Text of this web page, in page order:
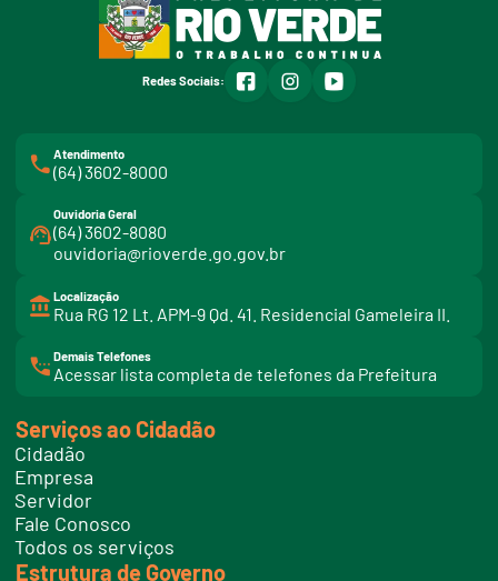
Redes Sociais: facebookinstagramyoutube
Atendimento
(64) 3602-8000
Ouvidoria Geral
(64) 3602-8080
ouvidoria@rioverde.go.gov.br
Localização
Rua RG 12 Lt. APM-9 Qd. 41. Residencial Gameleira II.
Demais Telefones
Acessar lista completa de telefones da Prefeitura
i
t
e
l
f
o
e
s
Serviços ao Cidadão
Cidadão
Empresa
Servidor
Fale Conosco
Todos os serviços
Estrutura de Governo